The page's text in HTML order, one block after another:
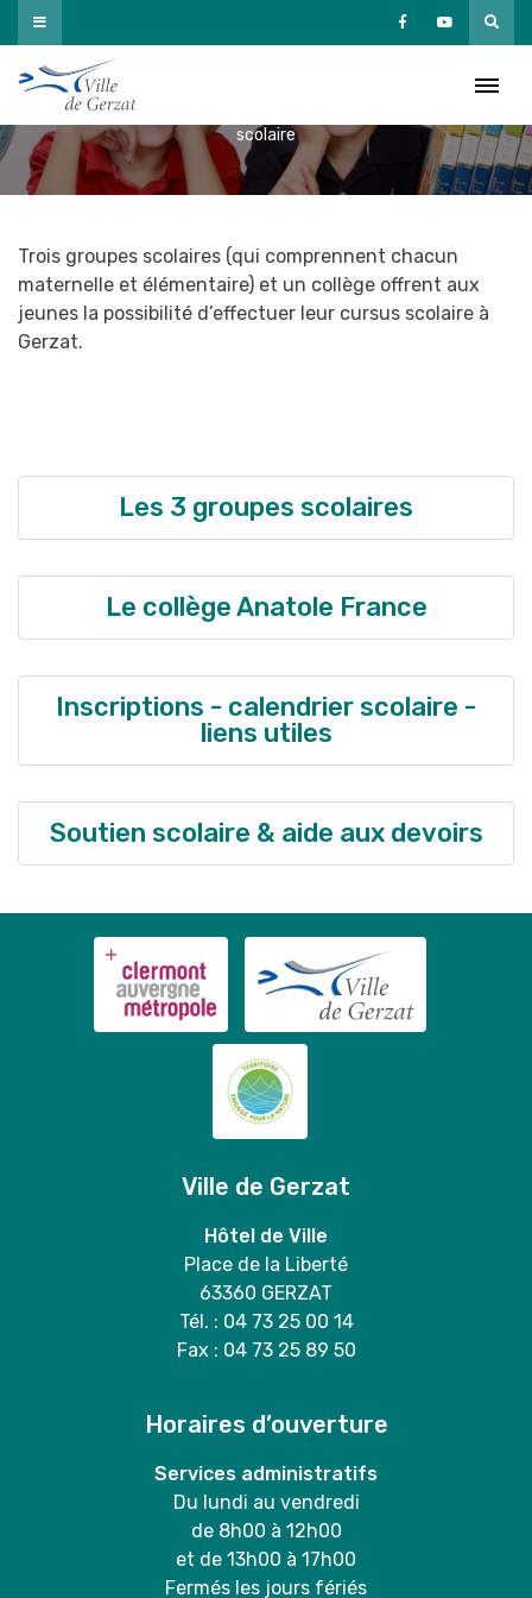
Passer
au
contenu
Accueil»Vivre à Gerzat
scolaire
Trois groupes scolaires (qui comprennent chacun
maternelle et élémentaire) et un collège offrent aux
jeunes la possibilité d’effectuer leur cursus scolaire à
Gerzat.
Les 3 groupes scolaires
Le collège Anatole France
Inscriptions - calendrier scolaire -
liens utiles
Soutien scolaire & aide aux devoirs
Ville de Gerzat
Hôtel de Ville
Place de la Liberté
63360 GERZAT
Tél. : 04 73 25 00 14
Fax : 04 73 25 89 50
Horaires d’ouverture
Services administratifs
Du lundi au vendredi
de 8h00 à 12h00
et de 13h00 à 17h00
Fermés les jours fériés